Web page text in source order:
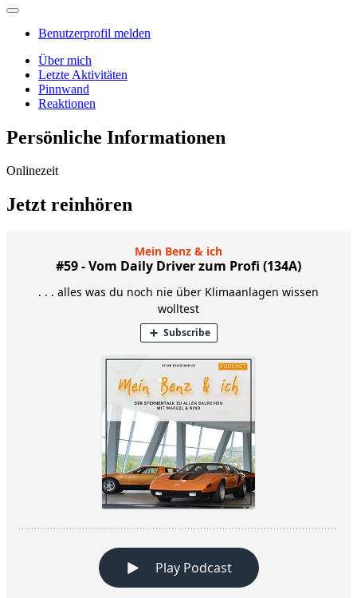
Benutzerprofil melden
Über mich
Letzte Aktivitäten
Pinnwand
Reaktionen
Persönliche Informationen
Onlinezeit
Jetzt reinhören